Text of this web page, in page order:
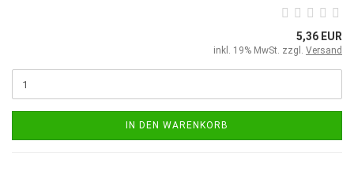
5,36 EUR
inkl. 19% MwSt. zzgl. Versand
IN DEN WARENKORB